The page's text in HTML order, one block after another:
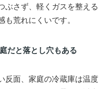
ぶさず、軽くガスを整える
荒れにくいです。
だと落とし穴もある
反面、家庭の冷蔵庫は温度